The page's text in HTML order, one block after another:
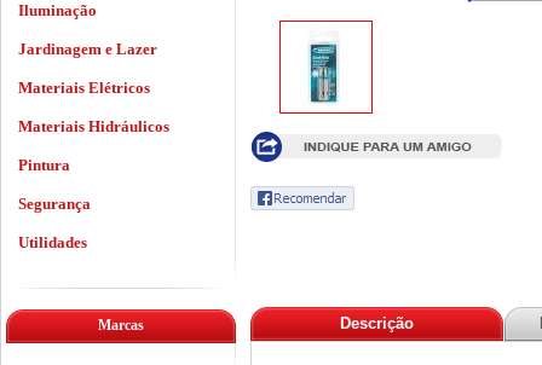
Descrição
Iluminação
Jardinagem e Lazer
Materiais Elétricos
Materiais Hidráulicos
Pintura
Segurança
Utilidades
Marcas